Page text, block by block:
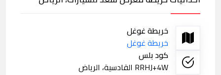
خريطة غوغل
خريطة غوغل
كود بلس
RRHJ+4W القادسية، الرياض